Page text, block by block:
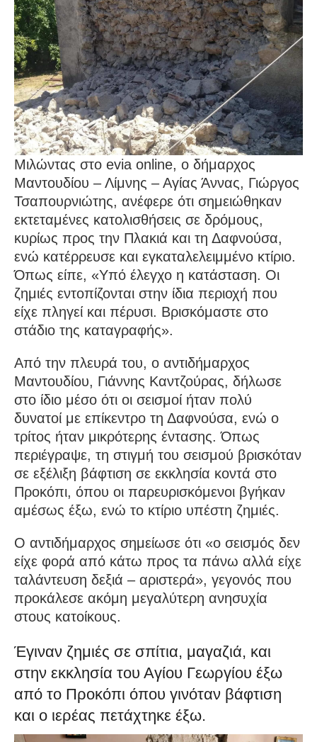
Μιλώντας στο evia online, ο δήμαρχος
Μαντουδίου – Λίμνης – Αγίας Άννας, Γιώργος
Τσαπουρνιώτης, ανέφερε ότι σημειώθηκαν
εκτεταμένες κατολισθήσεις σε δρόμους,
κυρίως προς την Πλακιά και τη Δαφνούσα,
ενώ κατέρρευσε και εγκαταλελειμμένο κτίριο.
Όπως είπε, «Υπό έλεγχο η κατάσταση. Οι
ζημιές εντοπίζονται στην ίδια περιοχή που
είχε πληγεί και πέρυσι. Βρισκόμαστε στο
στάδιο της καταγραφής».
Από την πλευρά του, ο αντιδήμαρχος
Μαντουδίου, Γιάννης Καντζούρας, δήλωσε
στο ίδιο μέσο ότι οι σεισμοί ήταν πολύ
δυνατοί με επίκεντρο τη Δαφνούσα, ενώ ο
τρίτος ήταν μικρότερης έντασης. Όπως
περιέγραψε, τη στιγμή του σεισμού βρισκόταν
σε εξέλιξη βάφτιση σε εκκλησία κοντά στο
Προκόπι, όπου οι παρευρισκόμενοι βγήκαν
αμέσως έξω, ενώ το κτίριο υπέστη ζημιές.
Ο αντιδήμαρχος σημείωσε ότι «ο σεισμός δεν
είχε φορά από κάτω προς τα πάνω αλλά είχε
ταλάντευση δεξιά – αριστερά», γεγονός που
προκάλεσε ακόμη μεγαλύτερη ανησυχία
στους κατοίκους.
Έγιναν ζημιές σε σπίτια, μαγαζιά, και
στην εκκλησία του Αγίου Γεωργίου έξω
από το Προκόπι όπου γινόταν βάφτιση
και ο ιερέας πετάχτηκε έξω.